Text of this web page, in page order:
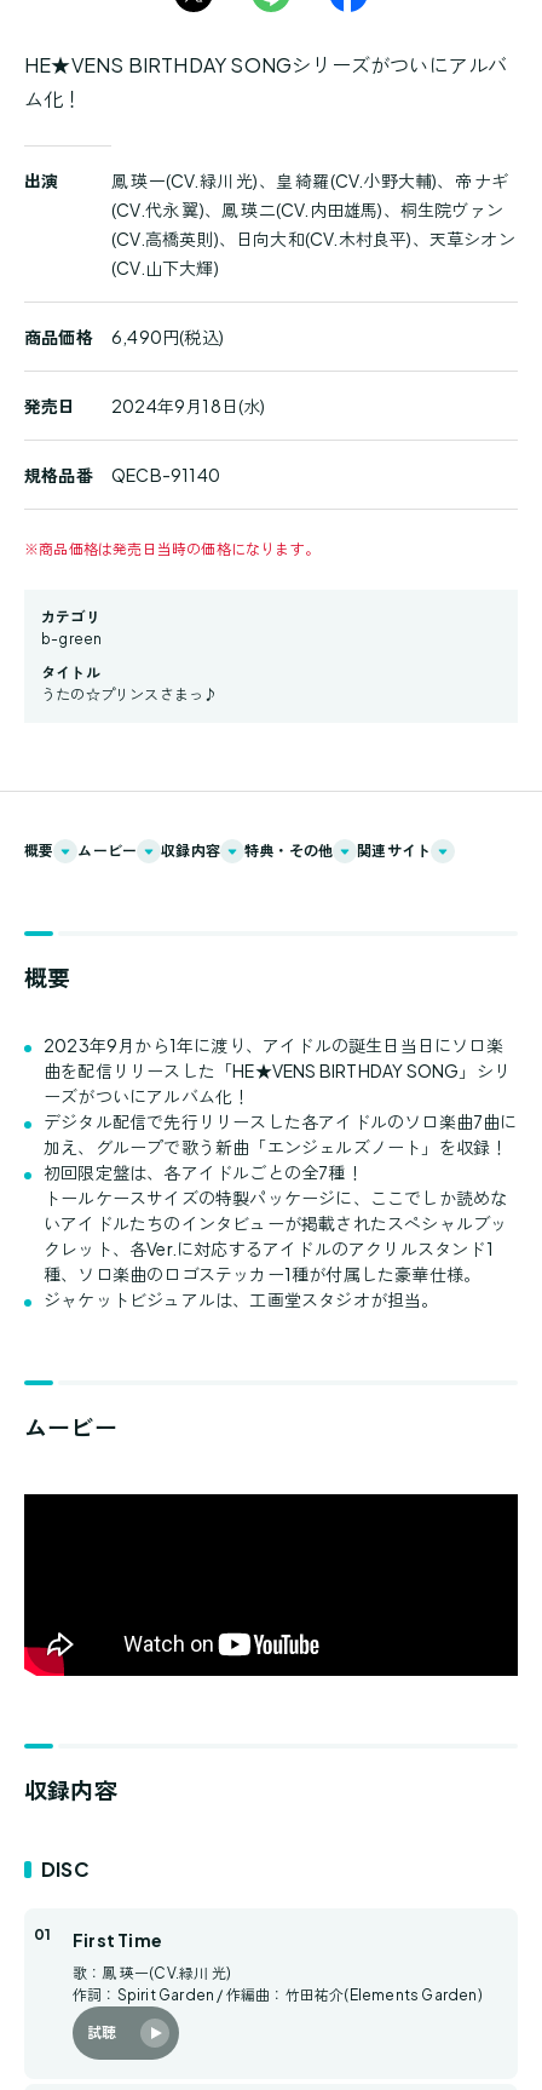
HE★VENS BIRTHDAY SONGシリーズがついにアルバ
ム化！
品
出演
鳳 瑛一(CV.緑川 光)、皇 綺羅(CV.小野大輔)、帝 ナギ
(CV.代永 翼)、鳳 瑛二(CV.内田雄馬)、桐生院ヴァン
(CV.高橋英則)、日向大和(CV.木村良平)、天草シオン
(CV.山下大輝)
商品価格 6,490円(税込)
発売日 2024年9月18日(水)
規格品番 QECB-91140
※商品価格は発売日当時の価格になります。
カテゴリ
b-green
タイトル
うたの☆プリンスさまっ♪
概要 ムービー 収録内容 特典・その他 関連サイト
概要
2023年9月から1年に渡り、アイドルの誕生日当日にソロ楽
曲を配信リリースした「HE★VENS BIRTHDAY SONG」シリ
ーズがついにアルバム化！
デジタル配信で先行リリースした各アイドルのソロ楽曲7曲に
加え、グループで歌う新曲「エンジェルズノート」を収録！
初回限定盤は、各アイドルごとの全7種！
トールケースサイズの特製パッケージに、ここでしか読めな
いアイドルたちのインタビューが掲載されたスペシャルブッ
クレット、各Ver.に対応するアイドルのアクリルスタンド1
種、ソロ楽曲のロゴステッカー1種が付属した豪華仕様。
ジャケットビジュアルは、工画堂スタジオが担当。
ムービー
収録内容
DISC
First Time
歌：鳳 瑛一(CV.緑川 光)
作詞：Spirit Garden / 作編曲：竹田祐介(Elements Garden)
試聴